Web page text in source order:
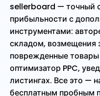
sellerboard — точный
прибыльности с
инструментами:
складом, возмещения
поврежденные
оптимизатор PPC,
листингах. Все это —
бесплатным пробным